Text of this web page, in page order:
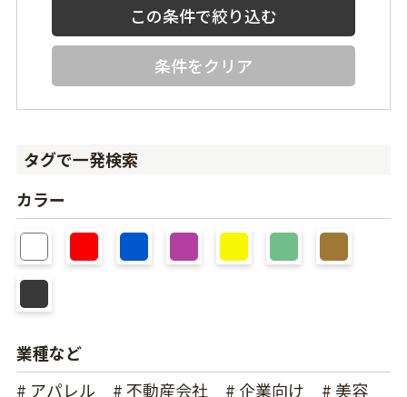
条件をクリア
タグで一発検索
カラー
業種など
# アパレル
# 不動産会社 # 企業向け
# 美容